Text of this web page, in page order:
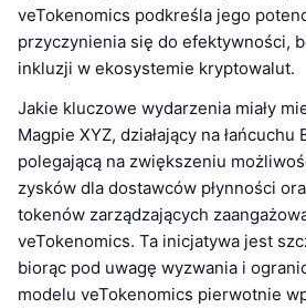
veTokenomics podkreśla jego
przyczynienia się do efektywności,
inkluzji w ekosystemie kryptowalut.
Jakie kluczowe wydarzenia miały
Magpie XYZ, działający na łańcuchu
polegającą na zwiększeniu
zysków dla dostawców płynności
tokenów zarządzających
veTokenomics. Ta inicjatywa jest
biorąc pod uwagę wyzwania i
modelu veTokenomics pierwotnie